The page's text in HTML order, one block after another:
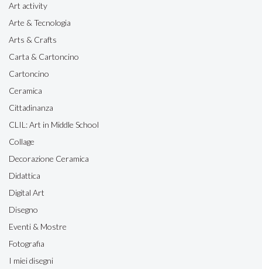
Art activity
Arte & Tecnologia
Arts & Crafts
Carta & Cartoncino
Cartoncino
Ceramica
Cittadinanza
CLIL: Art in Middle School
Collage
Decorazione Ceramica
Didattica
Digital Art
Disegno
Eventi & Mostre
Fotografia
I miei disegni